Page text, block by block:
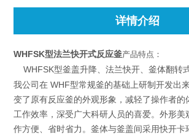
详情介绍
WHFSK型法兰快开式反应釜产品特点：
WHFSK型釜盖升降、法兰快开、釜体翻转
我公司在 WHF型常规釜的基础上研制开发出
变了原有反应釜的外观形象，减轻了操作者的
工作效率，深受广大科研人员的喜爱。外形美
作方便、省时省力。釜体与釜盖间采用快开卡